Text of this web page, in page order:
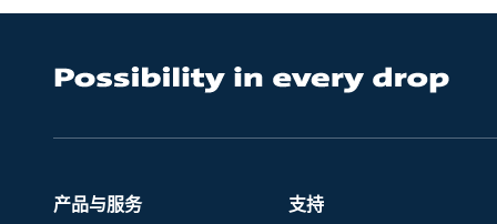
产品与服务
支持